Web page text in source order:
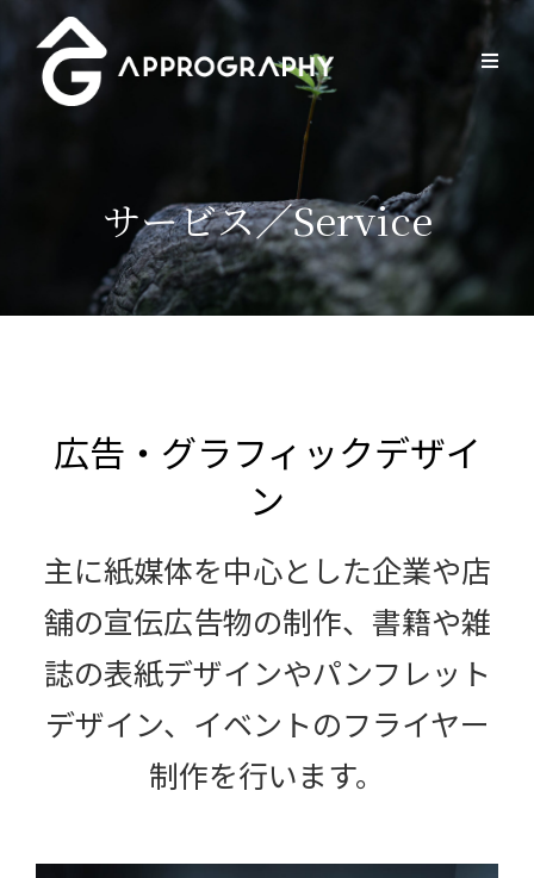
サービス／Service
広告・グラフィックデザイ
ン
主に紙媒体を中心とした企業や店
舗の宣伝広告物の制作、書籍や雑
誌の表紙デザインやパンフレット
デザイン、イベントのフライヤー
制作を行います。